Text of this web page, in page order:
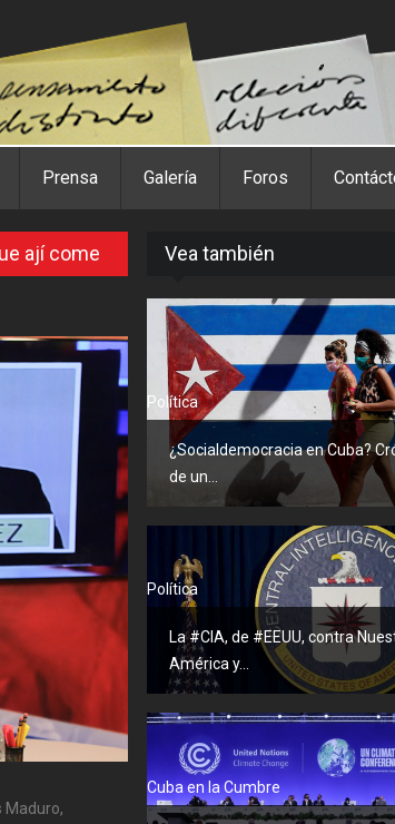
Prensa Galería Foros
ají come
Maduro,
Vea también
Política
¿Socialdemocracia en Cuba?
de un...
Política
La #CIA, de #EEUU, contra
América y...
Cuba en la Cumbre